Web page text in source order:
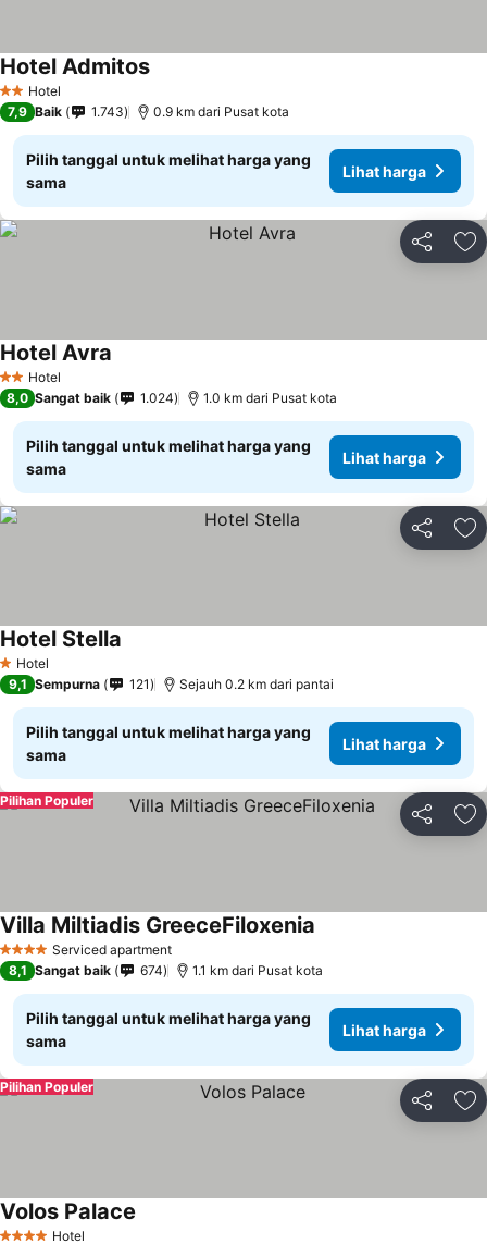
2 Bintang
Hotel
Hotel Admitos
7,9 Baik 1.743 0.9 km dari Pusat kota
Pilih tanggal untuk melihat harga yang
sama
Lihat harga
Bagikan
2 Bintang
Hotel
Hotel Avra
8,0 Sangat baik 1.024 1.0 km dari Pusat kota
Pilih tanggal untuk melihat harga yang
sama
Lihat harga
Bagikan
1 Bintang
Hotel
Hotel Stella
9,1 Sempurna 121 Sejauh 0.2 km dari pantai
Pilih tanggal untuk melihat harga yang
sama
Lihat harga
Bagikan
Pilihan Populer
4 BintangServiced apartment
Villa Miltiadis GreeceFiloxenia
8,1 Sangat baik 674 1.1 km dari Pusat kota
Pilih tanggal untuk melihat harga yang
sama
Lihat harga
Bagikan
Pilihan Populer
Hotel
Volos Palace